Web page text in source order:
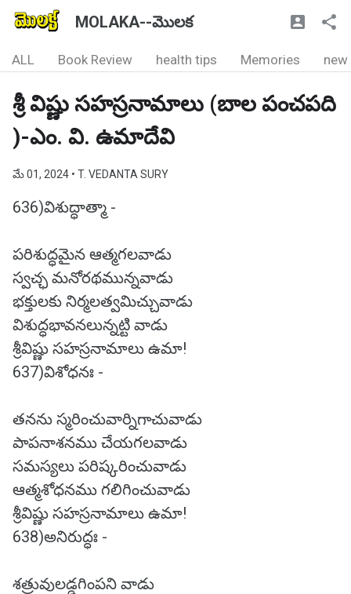
MOLAKA--మొలక
ALL Book Review health tips Memories new
శ్రీ విష్ణు సహస్రనామాలు (బాల పంచపది
)-ఎం. వి. ఉమాదేవి
మే 01, 2024 • T. VEDANTA SURY
636)విశుద్ధాత్మా -
పరిశుద్ధమైన ఆత్మగలవాడు
స్వచ్ఛ మనోరథమున్నవాడు
భక్తులకు నిర్మలత్వమిచ్చువాడు
విశుద్ధభావనలున్నట్టి వాడు
శ్రీవిష్ణు సహస్రనామాలు ఉమా!
637)విశోధనః -
తనను స్మరించువార్నిగాచువాడు
పాపనాశనము చేయగలవాడు
సమస్యలు పరిష్కరించువాడు
ఆత్మశోధనము గలిగించువాడు
శ్రీవిష్ణు సహస్రనామాలు ఉమా!
638)అనిరుద్ధః -
శత్రువులడ్డగింపని వాడు